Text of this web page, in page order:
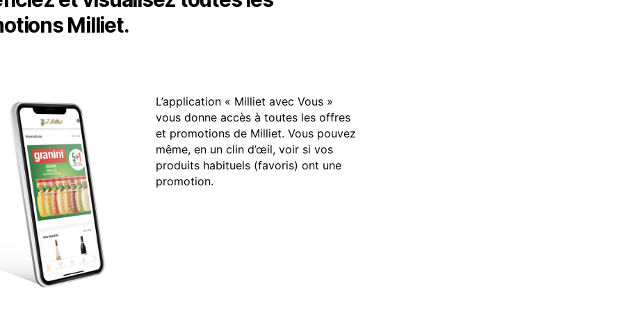
Milliet.
L’application « Milliet avec Vous »
vous donne accès à toutes les offres
et promotions de Milliet. Vous pouvez
même, en un clin d’œil, voir si vos
produits habituels (favoris) ont une
promotion.